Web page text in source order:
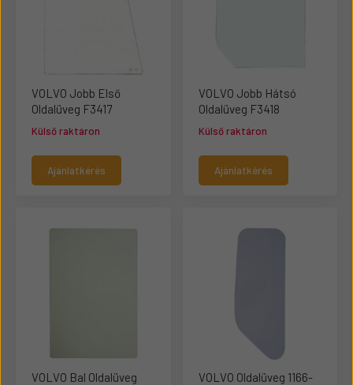
VOLVO Jobb Első
Oldalüveg F3417
Külső raktáron
Ajánlatkérés
VOLVO Jobb Hátsó
Oldalüveg F3418
Külső raktáron
Ajánlatkérés
VOLVO Bal Oldalüveg
VOLVO Oldalüveg 1166-